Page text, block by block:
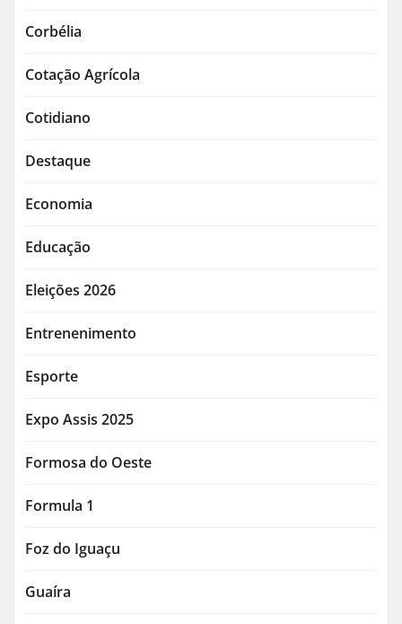
Corbélia
Cotação Agrícola
Cotidiano
Destaque
Economia
Educação
Eleições 2026
Entrenenimento
Esporte
Expo Assis 2025
Formosa do Oeste
Formula 1
Foz do Iguaçu
Guaíra